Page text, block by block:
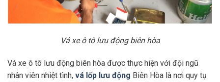
Vá xe ô tô lưu động biên hòa
Vá xe ô tô lưu động biên hòa được thực hiện với đội ngũ
nhân viên nhiệt tình, vá lốp lưu động Biên Hòa là nơi quy tụ